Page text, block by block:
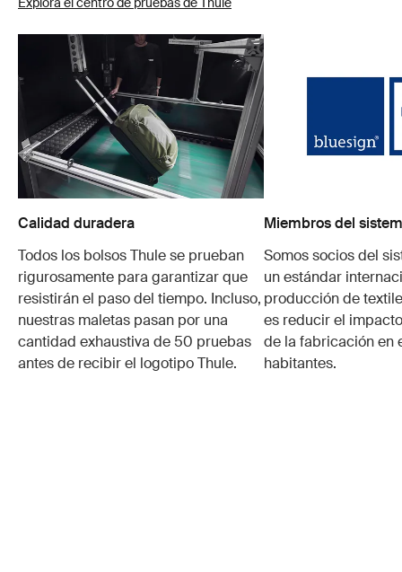
Calidad duradera
Todos los bolsos Thule se prueban
rigurosamente para garantizar que
resistirán el paso del tiempo. Incluso,
nuestras maletas pasan por una
cantidad exhaustiva de 50 pruebas
antes de recibir el logotipo Thule.
Miembros del
Somos socios del
un estándar
producción de
es reducir el
de la fabricación en
habitantes.